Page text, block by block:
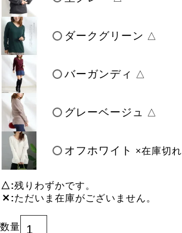
ダークグリーン △
バーガンディ △
グレーベージュ △
オフホワイト ×在庫切れ
△ 残りわずかです。
✕ ただいま在庫がございません。